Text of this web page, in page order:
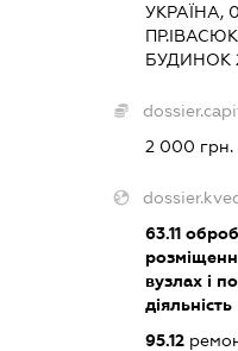
УКРАЇНА,
БУДИНОК
2 000 грн.
63.11
вузлах і
діяльність
95.12